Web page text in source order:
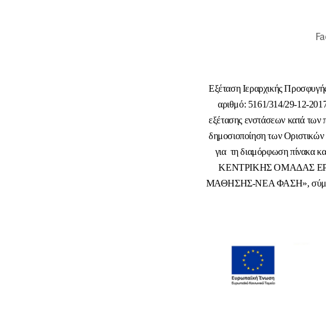
Εξέταση Ιεραρχικής
αριθμό: 5161/314/29-12-
εξέτασης ενστάσεων κατά των
δημοσιοποίηση των
για τη διαμόρφωση πίνακα
ΚΕΝΤΡΙΚΗΣ ΟΜΑΔΑΣ
ΜΑΘΗΣΗΣ-ΝΕΑ ΦΑΣΗ»,